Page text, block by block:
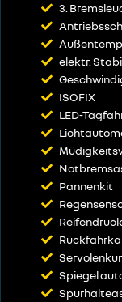
3.
elektr.
ISOFIX
LED-
Pannenkit
Spiegel